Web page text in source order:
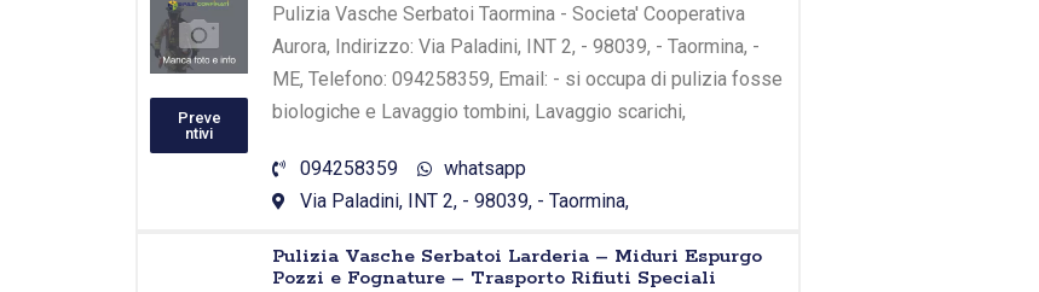
Preve
ntivi
Pulizia Vasche Serbatoi Taormina - Societa' Cooperativa
Aurora, Indirizzo: Via Paladini, INT 2, - 98039, - Taormina, -
ME, Telefono: 094258359, Email: - si occupa di pulizia fosse
biologiche e Lavaggio tombini, Lavaggio scarichi,
094258359
whatsapp
Via Paladini, INT 2, - 98039, - Taormina,
Pulizia Vasche Serbatoi Larderia – Miduri Espurgo
Pozzi e Fognature – Trasporto Rifiuti Speciali